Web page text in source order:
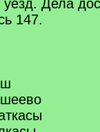
уезд. Дела
147.